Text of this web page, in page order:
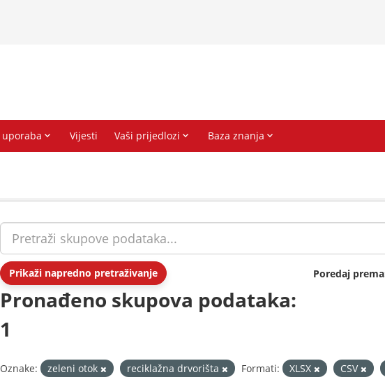
Prikaži napredno pretraživanje Poredaj prema
Pronađeno skupova podataka:
1
Oznake: zeleni otok reciklažna drvorišta Formati: XLSX CSV